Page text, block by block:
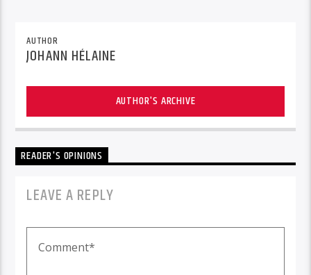
AUTHOR
JOHANN HÉLAINE
AUTHOR'S ARCHIVE
READER'S OPINIONS
LEAVE A REPLY